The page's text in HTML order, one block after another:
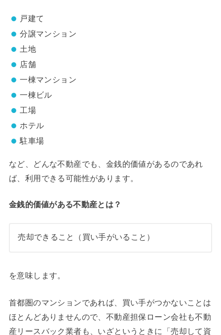
戸建て
分譲マンション
土地
店舗
一棟マンション
一棟ビル
工場
ホテル
駐車場
など、どんな不動産でも、金銭的価値があるのであれ
ば、利用できる可能性があります。
金銭的価値がある不動産とは？
売却できること（買い手がいること）
を意味します。
首都圏のマンションであれば、買い手がつかないことは
ほとんどありませんので、不動産担保ローン会社も不動
産リースバック業者も、いざというときに「売却して資